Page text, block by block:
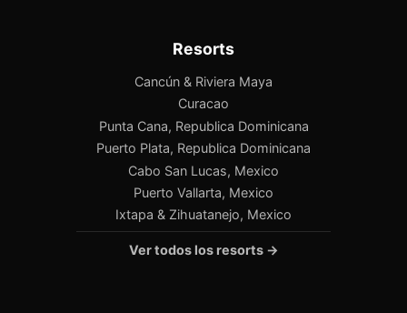
Resorts
Cancún & Riviera Maya
Curacao
Punta Cana, Republica Dominicana
Puerto Plata, Republica Dominicana
Cabo San Lucas, Mexico
Puerto Vallarta, Mexico
Ixtapa & Zihuatanejo, Mexico
Ver todos los resorts →